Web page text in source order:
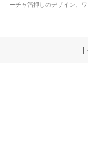
ーチャ箔押しのデザイン、